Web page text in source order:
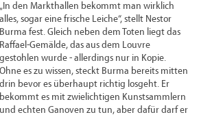
„In den Markthallen bekommt man wirklich
alles, sogar eine frische Leiche“, stellt Nestor
Burma fest. Gleich neben dem Toten liegt das
Raffael-Gemälde, das aus dem Louvre
gestohlen wurde - allerdings nur in Kopie.
Ohne es zu wissen, steckt Burma bereits mitten
drin bevor es überhaupt richtig losgeht. Er
bekommt es mit zwielichtigen Kunstsammlern
und echten Ganoven zu tun, aber dafür darf er